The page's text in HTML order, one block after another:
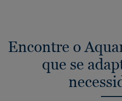
Encontre o
que se